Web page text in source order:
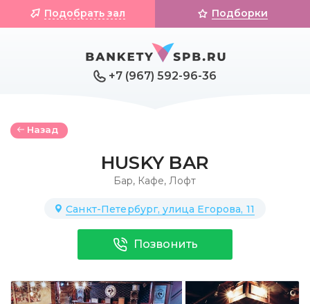
+7 (967) 592-96-36
Подобрать зал Подборки
Назад
HUSKY BAR
Бар, Кафе, Лофт
Санкт-Петербург, улица Егорова, 11
Позвонить